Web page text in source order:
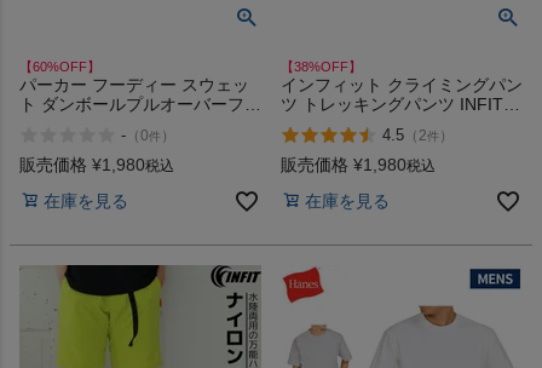
【60%OFF】
パーカー フーディー スウェッ
ト ダンボールプルオーバーフー
ジュアル スポーツ ルームウェ
ア ウォーキング ストレッチ シ
ウトレット セール
- （0件 ）
販売価格 ¥1,980税込
在庫を見る
【38%OFF】
インフィット クライミングパン
ツ トレッキングパンツ INFIT
アウトレット セール
4.5 （ 2件 ）
販売価格 ¥1,980税込
在庫を見る